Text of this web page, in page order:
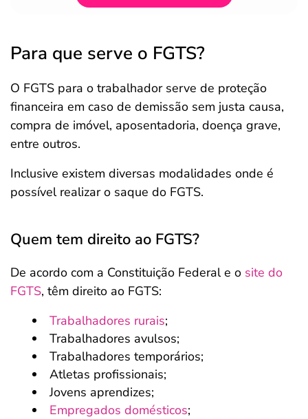
Para que serve o FGTS?
O FGTS para o trabalhador serve de proteção
financeira em caso de demissão sem justa causa,
compra de imóvel, aposentadoria, doença grave,
entre outros.
Inclusive existem diversas modalidades onde é
possível realizar o saque do FGTS.
Quem tem direito ao FGTS?
De acordo com a Constituição Federal e o site do
FGTS, têm direito ao FGTS:
Trabalhadores rurais;
Trabalhadores avulsos;
Trabalhadores temporários;
Atletas profissionais;
Jovens aprendizes;
Empregados domésticos;